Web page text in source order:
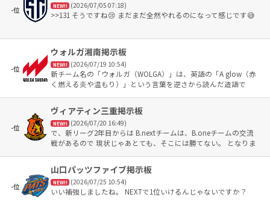
-位 NEW!! (2026/07/05 07:18)
>>131 そうですね😢 まだまだ全然やれるのになって感じです😅
-位
ウォルガ湘南掲示板
NEW!! (2026/07/19 10:54)
新チーム名の「ウォルガ（WOLGA）」は、英語の「A glow（赤
く燃える炎や温もり）」という言葉を逆さから読んだ造語で
ながりが生まれる場所にしたい」という願いが込められていま
す。
-位
ヴィアティン三重掲示板
NEW!! (2026/07/20 16:49)
で、新リーグ2年目からは B.nextチームは、B.oneチームの交流
戦があるので 現状じゃあとても、そこには勝てない。 となりま
-位
山口パッツファイブ掲示板
NEW!! (2026/07/25 10:54)
いい補強しましたね。 NEXTで1位いけるんじゃないですか？